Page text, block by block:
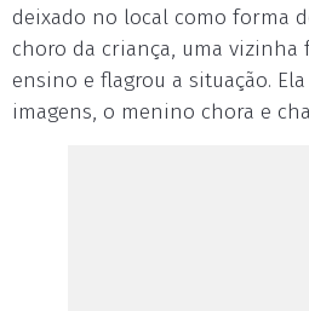
deixado no local como forma
choro da criança, uma vizinha
ensino e flagrou a situação.
imagens, o menino chora e